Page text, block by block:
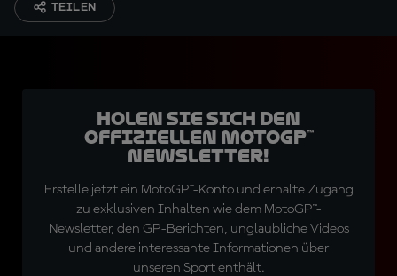
TEILEN
Holen Sie sich den
offiziellen MotoGP™
Newsletter!
Erstelle jetzt ein MotoGP™-Konto und erhalte Zugang
zu exklusiven Inhalten wie dem MotoGP™-
Newsletter, den GP-Berichten, unglaubliche Videos
und andere interessante Informationen über
unseren Sport enthält.